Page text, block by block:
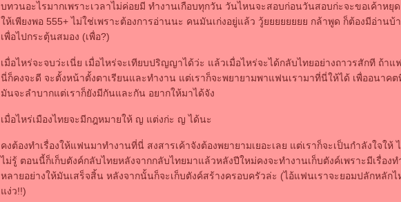
บทวนอะไรมากเพราะเวลาไม่ค่อยมี ทำงานเกือบทุกวัน วันไหนจะสอบก่อนวันสอบก่ะจะขอเค้าหยุ
ห้เพียงพอ 555+ ไม่ใช่เพราะต้องการอ่านนะ คนมันเก่งอยู่แล้ว วู้ยยยยยยยย กล้าพูด ก็ต้องมีอ่านบ้า
เพื่อไปกระตุ้นสมอง (เพื่อ?)
เมื่อไหร่จะจบว่ะเนี่ย เมื่อไหร่จะเทียบปริญญาได้ว่ะ แล้วเมื่อไหร่จะได้กลับไทยอย่างถาวรสักที ถ้าแ
นี่ก็คงจะดี จะตั้งหน้าตั้งตาเรียนและทำงาน แต่เราก็จะพยายามพาแฟนเรามาที่นี่ให้ได้ เพื่ออนาคต
มันจะลำบากแต่เราก็ยังมีกันและกัน อยากให้มาได้จัง
เมื่อไหร่เมืองไทยจะมีกฎหมายให้ ญ แต่งก่ะ ญ ได้นะ
คงต้องทำเรื่องให้แฟนมาทำงานที่นี่ สงสารเค้าจังต้องพยายามเยอะเลย แต่เราก็จะเป็นกำลังใจให้
ไม่รู้ ตอนนี้ก็เก็บตังค์กลับไทยหลังจากกลับไทยมาแล้วหลังปีใหม่คงจะทำงานเก็บตังค์เพราะมีเรื่องท
หลายอย่างให้มันเสร็จสิ้น หลังจากนั้นก็จะเก็บตังค์สร้างครอบครัวล่ะ (ไอ้แฟนเราจะยอมปลักหลักไ
ง่ว!!)